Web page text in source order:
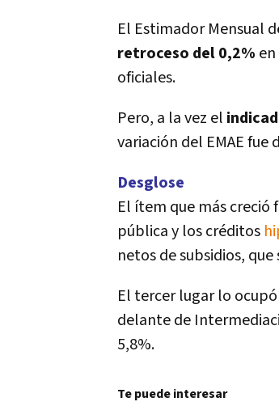
El Estimador Mensual
retroceso del 0,2%
oficiales.
Pero, a la vez el
variación del EMAE fue
Desglose
El í­tem que más creció
pública y los créditos
netos de subsidios,
El tercer lugar lo ocupó
delante de
5,8%.
Te puede interesar